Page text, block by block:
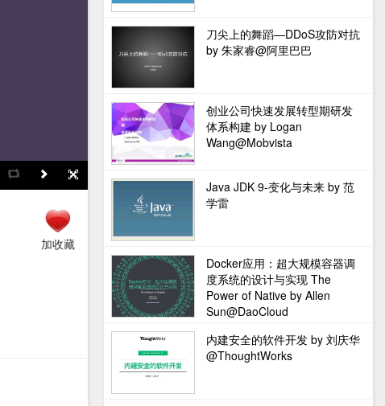
刀尖上的舞蹈—DDoS攻防对抗
by 朱家睿@阿里巴巴
创业公司快速发展转型期研发
体系构建 by Logan
Wang@Mobvista
Java JDK 9-变化与未来 by 范
学雷
Docker应用：超大规模容器调
度系统的设计与实现 The
Power of Native by Allen
Sun@DaoCloud
内建安全的软件开发 by 刘庆华
@ThoughtWorks
加收藏